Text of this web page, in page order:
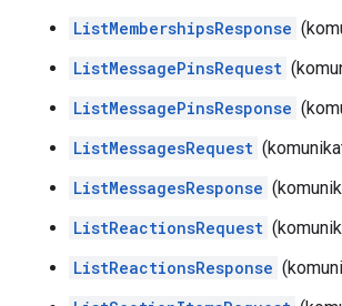
ListMembershipsResponse
ListMessagePinsRequest
ListMessagePinsResponse
ListMessagesRequest
ListMessagesResponse
ListReactionsRequest
ListReactionsResponse